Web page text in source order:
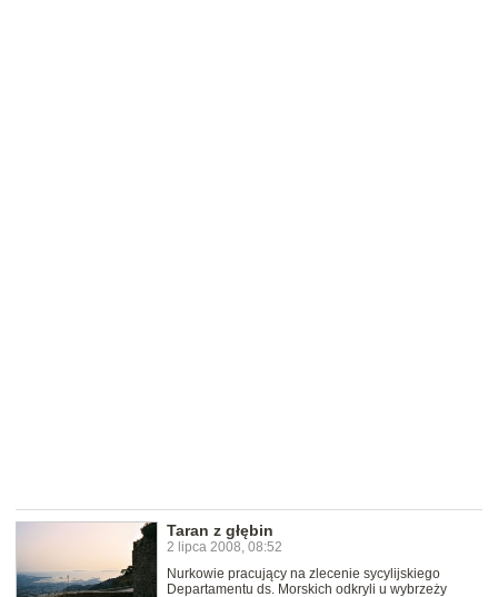
Taran z głębin
2 lipca 2008, 08:52
Nurkowie pracujący na zlecenie sycylijskiego
Departamentu ds. Morskich odkryli u wybrzeży